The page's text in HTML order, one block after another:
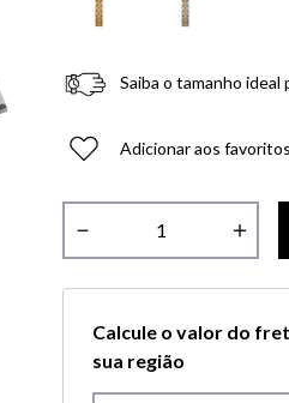
Saiba o tamanho ideal
Adicionar aos favoritos
＋
－
Calcule o valor do
sua região